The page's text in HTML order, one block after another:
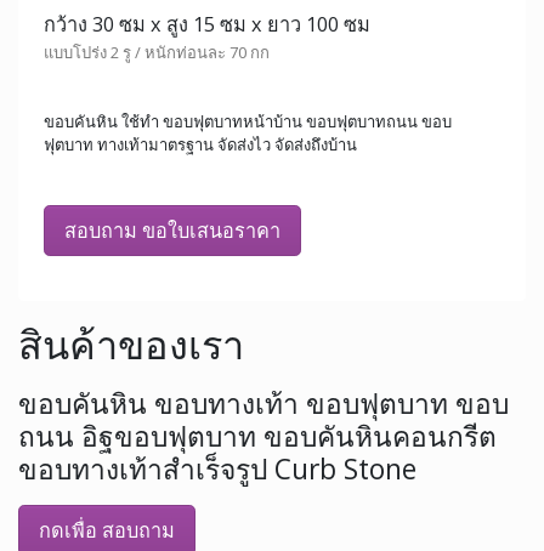
กว้าง 30 ซม x สูง 15 ซม x ยาว 100 ซม
แบบโปร่ง 2 รู / หนักท่อนละ 70 กก
ขอบคันหิน ใช้ทำ ขอบฟุตบาทหน้าบ้าน ขอบฟุตบาทถนน ขอบ
ฟุตบาท ทางเท้ามาตรฐาน จัดส่งไว จัดส่งถึงบ้าน
สอบถาม ขอใบเสนอราคา
สินค้าของเรา
ขอบคันหิน ขอบทางเท้า ขอบฟุตบาท ขอบ
ถนน อิฐขอบฟุตบาท ขอบคันหินคอนกรีต
ขอบทางเท้าสำเร็จรูป Curb Stone
กดเพื่อ สอบถาม